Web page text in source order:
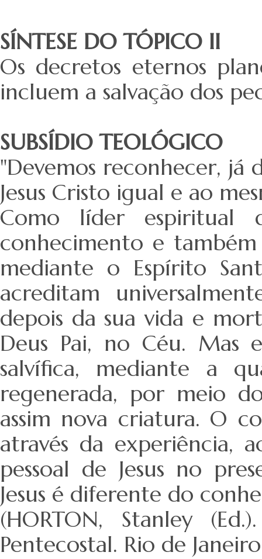
SÍNTESE DO TÓPICO II
Os decretos eternos
incluem a salvação dos
SUBSÍDIO TEOLÓGICO
"Devemos reconhecer,
Jesus Cristo igual e ao
Como líder espiritual
conhecimento e
mediante o Espírito
acreditam
depois da sua vida e
Deus Pai, no Céu. Mas
salvífica, mediante a
regenerada, por meio
assim nova criatura. O
através da experiência,
pessoal de Jesus no
Jesus é diferente do
(HORTON, Stanley
Pentecostal. Rio de